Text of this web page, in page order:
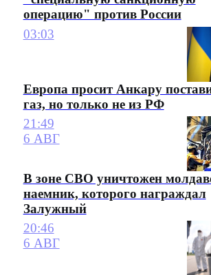
операцию" против России
03:03
Европа просит Анкару
газ, но только не из РФ
21:49
6 АВГ
В зоне СВО уничтожен
наемник, которого награждал
Залужный
20:46
6 АВГ